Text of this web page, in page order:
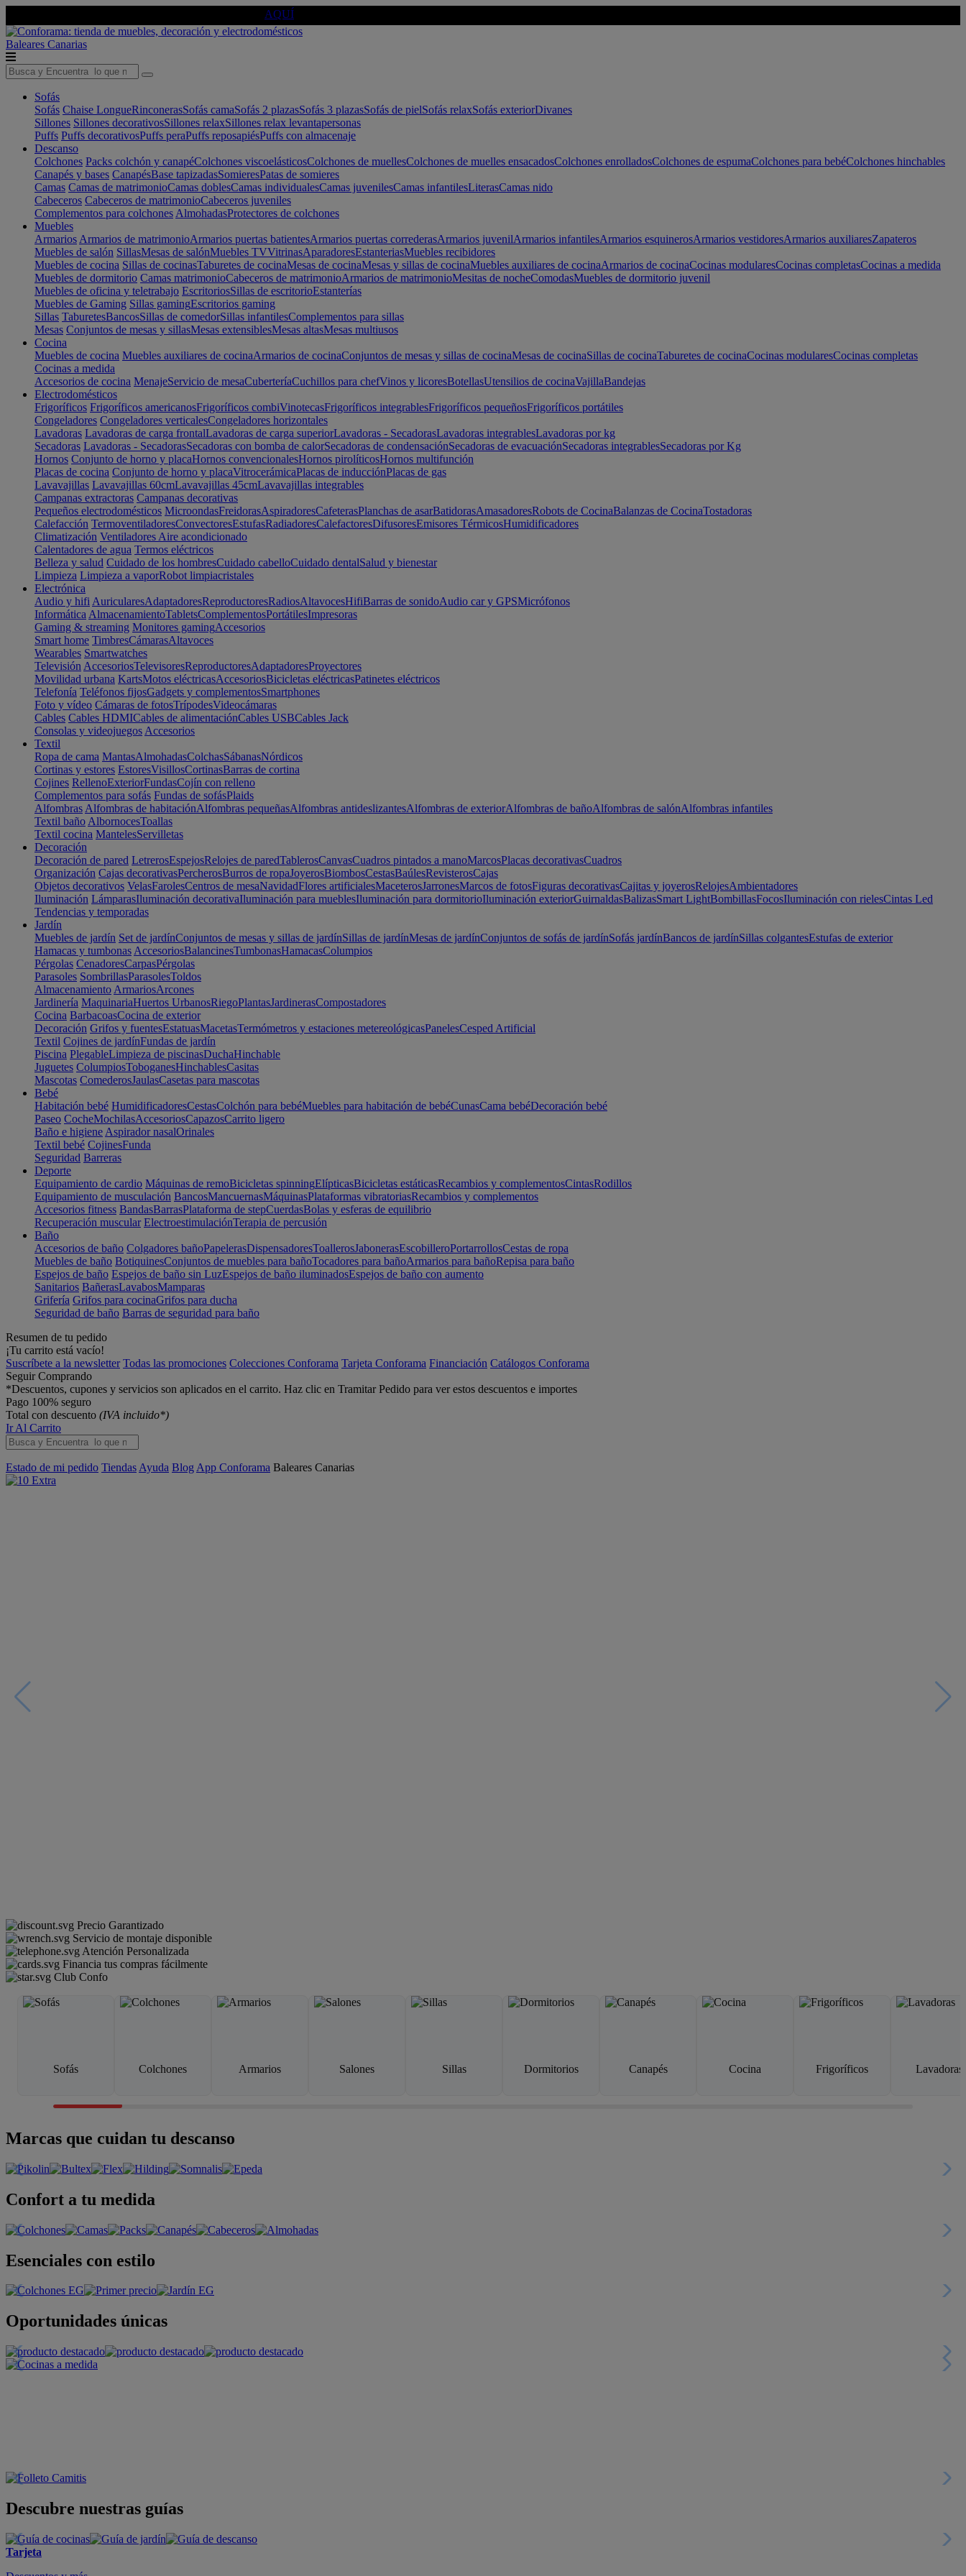
AQUÍ
Baleares Canarias
Sofás
Sofás Chaise LongueRinconerasSofás camaSofás 2 plazasSofás 3 plazasSofás de pielSofás relaxSofás exteriorDivanes
Sillones Sillones decorativosSillones relaxSillones relax levantapersonas
Puffs Puffs decorativosPuffs peraPuffs reposapiésPuffs con almacenaje
Descanso
Colchones Packs colchón y canapéColchones viscoelásticosColchones de muellesColchones de muelles ensacadosColchones enrolladosColchones de espumaColchones para bebéColchones hinchables
Canapés y bases CanapésBase tapizadasSomieresPatas de somieres
Camas Camas de matrimonioCamas doblesCamas individualesCamas juvenilesCamas infantilesLiterasCamas nido
Cabeceros Cabeceros de matrimonioCabeceros juveniles
Complementos para colchones AlmohadasProtectores de colchones
Muebles
Armarios Armarios de matrimonioArmarios puertas batientesArmarios puertas correderasArmarios juvenilArmarios infantilesArmarios esquinerosArmarios vestidoresArmarios auxiliaresZapateros
Muebles de salón SillasMesas de salónMuebles TVVitrinasAparadoresEstanteriasMuebles recibidores
Muebles de cocina Sillas de cocinasTaburetes de cocinaMesas de cocinaMesas y sillas de cocinaMuebles auxiliares de cocinaArmarios de cocinaCocinas modularesCocinas completasCocinas a medida
Muebles de dormitorio Camas matrimonioCabeceros de matrimonioArmarios de matrimonioMesitas de nocheComodasMuebles de dormitorio juvenil
Muebles de oficina y teletrabajo EscritoriosSillas de escritorioEstanterías
Muebles de Gaming Sillas gamingEscritorios gaming
Sillas TaburetesBancosSillas de comedorSillas infantilesComplementos para sillas
Mesas Conjuntos de mesas y sillasMesas extensiblesMesas altasMesas multiusos
Cocina
Muebles de cocina Muebles auxiliares de cocinaArmarios de cocinaConjuntos de mesas y sillas de cocinaMesas de cocinaSillas de cocinaTaburetes de cocinaCocinas modularesCocinas completas
Cocinas a medida
Accesorios de cocina MenajeServicio de mesaCuberteríaCuchillos para chefVinos y licoresBotellasUtensilios de cocinaVajillaBandejas
Electrodomésticos
Frigoríficos Frigoríficos americanosFrigoríficos combiVinotecasFrigoríficos integrablesFrigoríficos pequeñosFrigoríficos portátiles
Congeladores Congeladores verticalesCongeladores horizontales
Lavadoras Lavadoras de carga frontalLavadoras de carga superiorLavadoras - SecadorasLavadoras integrablesLavadoras por kg
Secadoras Lavadoras - SecadorasSecadoras con bomba de calorSecadoras de condensaciónSecadoras de evacuaciónSecadoras integrablesSecadoras por Kg
Hornos Conjunto de horno y placaHornos convencionalesHornos pirolíticosHornos multifunción
Placas de cocina Conjunto de horno y placaVitrocerámicaPlacas de inducciónPlacas de gas
Lavavajillas Lavavajillas 60cmLavavajillas 45cmLavavajillas integrables
Campanas extractoras Campanas decorativas
Pequeños electrodomésticos MicroondasFreidorasAspiradoresCafeterasPlanchas de asarBatidorasAmasadoresRobots de CocinaBalanzas de CocinaTostadoras
Calefacción TermoventiladoresConvectoresEstufasRadiadoresCalefactoresDifusoresEmisores TérmicosHumidificadores
Climatización Ventiladores Aire acondicionado
Calentadores de agua Termos eléctricos
Belleza y salud Cuidado de los hombresCuidado cabelloCuidado dentalSalud y bienestar
Limpieza Limpieza a vaporRobot limpiacristales
Electrónica
Audio y hifi AuricularesAdaptadoresReproductoresRadiosAltavocesHifiBarras de sonidoAudio car y GPSMicrófonos
Informática AlmacenamientoTabletsComplementosPortátilesImpresoras
Gaming & streaming Monitores gamingAccesorios
Smart home TimbresCámarasAltavoces
Wearables Smartwatches
Televisión AccesoriosTelevisoresReproductoresAdaptadoresProyectores
Movilidad urbana KartsMotos eléctricasAccesoriosBicicletas eléctricasPatinetes eléctricos
Telefonía Teléfonos fijosGadgets y complementosSmartphones
Foto y vídeo Cámaras de fotosTrípodesVideocámaras
Cables Cables HDMICables de alimentaciónCables USBCables Jack
Consolas y videojuegos Accesorios
Textil
Ropa de cama MantasAlmohadasColchasSábanasNórdicos
Cortinas y estores EstoresVisillosCortinasBarras de cortina
Cojines RellenoExteriorFundasCojín con relleno
Complementos para sofás Fundas de sofásPlaids
Alfombras Alfombras de habitaciónAlfombras pequeñasAlfombras antideslizantesAlfombras de exteriorAlfombras de bañoAlfombras de salónAlfombras infantiles
Textil baño AlbornocesToallas
Textil cocina MantelesServilletas
Decoración
Decoración de pared LetrerosEspejosRelojes de paredTablerosCanvasCuadros pintados a manoMarcosPlacas decorativasCuadros
Organización Cajas decorativasPercherosBurros de ropaJoyerosBiombosCestasBaúlesRevisterosCajas
Objetos decorativos VelasFarolesCentros de mesaNavidadFlores artificialesMaceterosJarronesMarcos de fotosFiguras decorativasCajitas y joyerosRelojesAmbientadores
Iluminación LámparasIluminación decorativaIluminación para mueblesIluminación para dormitorioIluminación exteriorGuirnaldasBalizasSmart LightBombillasFocosIluminación con rielesCintas Led
Tendencias y temporadas
Jardín
Muebles de jardín Set de jardínConjuntos de mesas y sillas de jardínSillas de jardínMesas de jardínConjuntos de sofás de jardínSofás jardínBancos de jardínSillas colgantesEstufas de exterior
Hamacas y tumbonas AccesoriosBalancinesTumbonasHamacasColumpios
Pérgolas CenadoresCarpasPérgolas
Parasoles SombrillasParasolesToldos
Almacenamiento ArmariosArcones
Jardinería MaquinariaHuertos UrbanosRiegoPlantasJardinerasCompostadores
Cocina BarbacoasCocina de exterior
Decoración Grifos y fuentesEstatuasMacetasTermómetros y estaciones metereológicasPanelesCesped Artificial
Textil Cojines de jardínFundas de jardín
Piscina PlegableLimpieza de piscinasDuchaHinchable
Juguetes ColumpiosToboganesHinchablesCasitas
Mascotas ComederosJaulasCasetas para mascotas
Bebé
Habitación bebé HumidificadoresCestasColchón para bebéMuebles para habitación de bebéCunasCama bebéDecoración bebé
Paseo CocheMochilasAccesoriosCapazosCarrito ligero
Baño e higiene Aspirador nasalOrinales
Textil bebé CojinesFunda
Seguridad Barreras
Deporte
Equipamiento de cardio Máquinas de remoBicicletas spinningElípticasBicicletas estáticasRecambios y complementosCintasRodillos
Equipamiento de musculación BancosMancuernasMáquinasPlataformas vibratoriasRecambios y complementos
Accesorios fitness BandasBarrasPlataforma de stepCuerdasBolas y esferas de equilibrio
Recuperación muscular ElectroestimulaciónTerapia de percusión
Baño
Accesorios de baño Colgadores bañoPapelerasDispensadoresToallerosJabonerasEscobilleroPortarrollosCestas de ropa
Muebles de baño BotiquinesConjuntos de muebles para bañoTocadores para bañoArmarios para bañoRepisa para baño
Espejos de baño Espejos de baño sin LuzEspejos de baño iluminadosEspejos de baño con aumento
Sanitarios BañerasLavabosMamparas
Grifería Grifos para cocinaGrifos para ducha
Seguridad de baño Barras de seguridad para baño
Resumen de tu pedido
¡Tu carrito está vacío!
Suscríbete a la newsletter Todas las promociones Colecciones Conforama Tarjeta Conforama Financiación Catálogos Conforama
Seguir Comprando
*Descuentos, cupones y servicios son aplicados en el carrito. Haz clic en Tramitar Pedido para ver estos descuentos e importes
Pago 100% seguro
Total con descuento (IVA incluido*)
Ir Al Carrito
Estado de mi pedido Tiendas Ayuda Blog App Conforama Baleares Canarias
Precio Garantizado
Servicio de montaje disponible
Atención Personalizada
Financia tus compras fácilmente
Club Confo
Sofás Colchones Armarios Salones Sillas Dormitorios Canapés Cocina Frigoríficos Lavadoras
Marcas que cuidan tu descanso
Confort a tu medida
Esenciales con estilo
Oportunidades únicas
Descubre nuestras guías
Tarjeta